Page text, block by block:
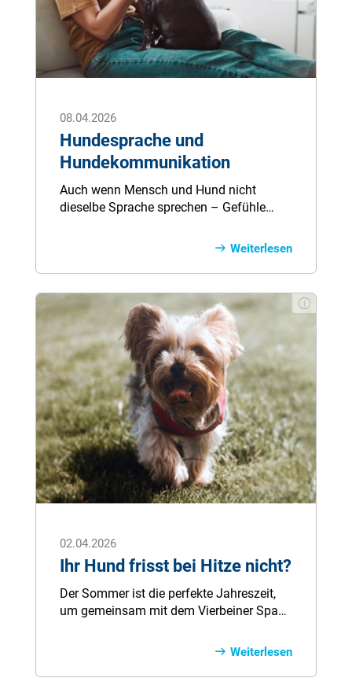
08.04.2026
Hundesprache und
Hundekommunikation
Auch wenn Mensch und Hund nicht
dieselbe Sprache sprechen – Gefühle
Worte. Durch Mimik, Gestik, Berührung
senden und seine Gefühle deutlich zeigen.
So, dass auch der Hund ein „Ich liebe
dich“ versteht.
Weiterlesen
02.04.2026
Ihr Hund frisst bei Hitze nicht?
Der Sommer ist die perfekte Jahreszeit,
um gemeinsam mit dem Vierbeiner Spaß
Hause geht, wartet die Überraschung: Sie
heißgeliebte Futter, aber er frisst es nicht!
Weiterlesen